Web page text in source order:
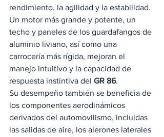
rendimiento, la agilidad y la estabilidad.
Un motor más grande y potente, un
techo y paneles de los guardafangos de
aluminio liviano, así como una
carrocería más rígida, mejoran el
manejo intuitivo y la capacidad de
respuesta instintiva del GR 86.
Su desempeño también se beneficia de
los componentes aerodinámicos
derivados del automovilismo, incluidas
las salidas de aire, los alerones laterales